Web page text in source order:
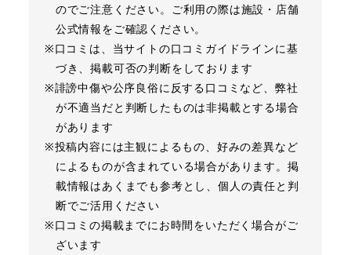
のでご注意ください。ご利用の際は施設・店舗
公式情報をご確認ください。
※口コミは、当サイトの口コミガイドラインに基
づき、掲載可否の判断をしております
※誹謗中傷や公序良俗に反する口コミなど、弊社
が不適当だと判断したものは非掲載とする場合
があります
※投稿内容には主観によるもの、好みの差異など
によるものが含まれている場合があります。掲
載情報はあくまでも参考とし、個人の責任と判
断でご活用ください
※口コミの掲載までにお時間をいただく場合がご
ざいます